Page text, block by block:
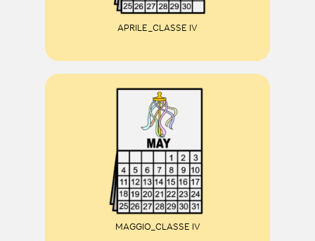
APRILE_CLASSE IV
MAGGIO_CLASSE IV